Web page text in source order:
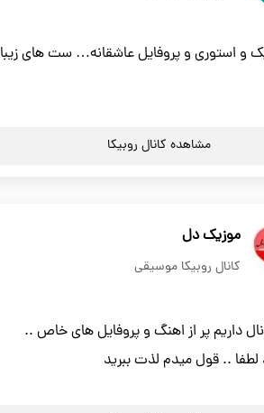
و استوری و پروفایل عاشقانه… ست های زیبا
مشاهده کانال روبیکا
موزیک دل
کانال روبیکا موسیقی
داریم پر از اهنگ و پروفایل های خاص ..
.. قول میدم لذت ببرید